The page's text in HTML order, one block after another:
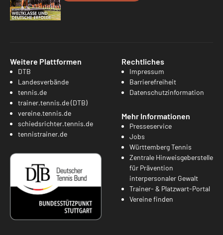
Weitere Plattformen
DTB
Landesverbände
tennis.de
trainer.tennis.de (DTB)
vereine.tennis.de
schiedsrichter.tennis.de
tennistrainer.de
Rechtliches
Impressum
Barrierefreiheit
Datenschutzinformation
Mehr Informationen
Presseservice
Jobs
Württemberg Tennis
Zentrale Hinweisgeberstelle
für Prävention
interpersonaler Gewalt
Trainer- & Platzwart-Portal
Vereine finden